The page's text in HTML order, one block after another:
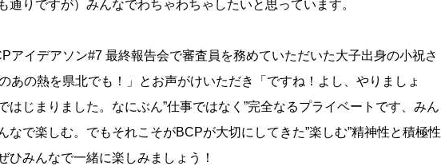
りですが）みんなでわちゃわちゃしたいと思っています。
アイデアソン#7 最終報告会で審査員を務めていただいた大子出身の小祝さ
あの熱を県北でも！」とお声がけいただき「ですね！よし、やりましょ
はじまりました。なにぶん”仕事ではなく”完全なるプライベートです、みん
なで楽しむ。でもそれこそがBCPが大切にしてきた”楽しむ”精神性と積極性
ひみんなで一緒に楽しみましょう！